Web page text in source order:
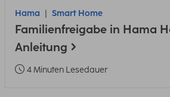
Hama Smart Home
Familienfreigabe in Hama
Anleitung
4 Minuten Lesedauer